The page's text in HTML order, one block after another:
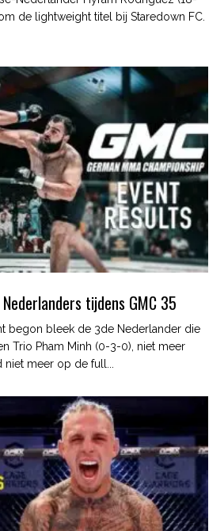
de lightweight titel bij Staredown FC.
tijdens GMC 35
begon bleek de 3de Nederlander die
Trio Pham Minh (0-3-0), niet meer
niet meer op de full...